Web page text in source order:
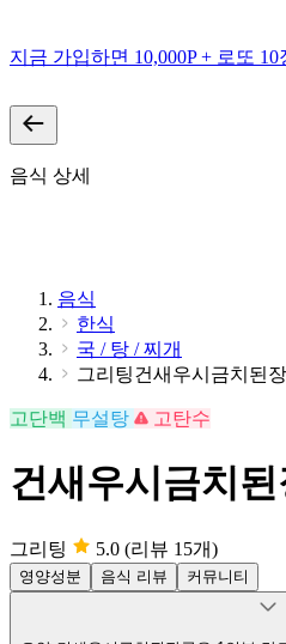
지금 가입하면 10,000P + 로또 10
음식 상세
음식
한식
국 / 탕 / 찌개
그리팅건새우시금치된
고단백 무설탕 고탄수
건새우시금치
그리팅 5.0 (리뷰 15개)
영양성분 음식 리뷰 커뮤니티